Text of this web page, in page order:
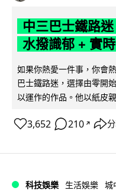
中三巴士鐵路
水撥識郁 + 實
如果你熱愛一件事，你會
巴士鐵路迷，選擇由零開
以運作的作品。他以紙皮
3,652 210 ↗
科技娛樂 生活娛樂 城